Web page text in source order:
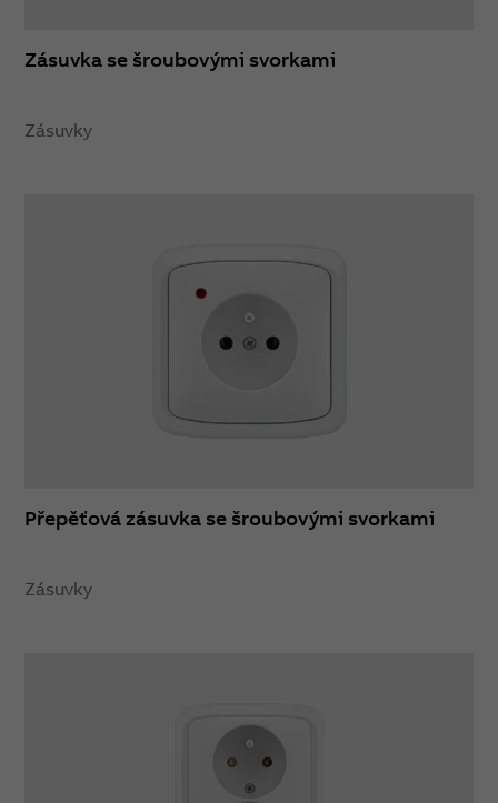
Zásuvka se šroubovými svorkami
Zásuvky
Přepěťová zásuvka se šroubovými svorkami
Zásuvky